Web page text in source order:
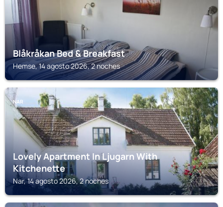
Blåkråkan Bed & Breakfast
Hemse, 14 agosto 2026, 2 noches
NAR
Lovely Apartment In Ljugarn With
Kitchenette
Nar, 14 agosto 2026, 2 noches